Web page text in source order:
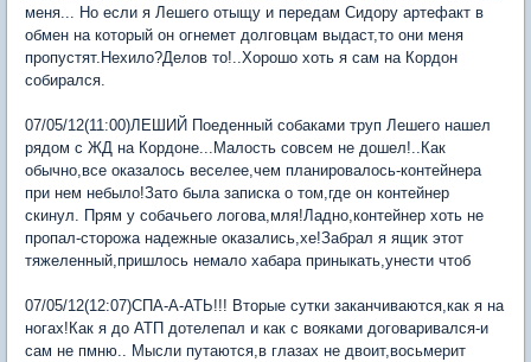
меня... Но если я Лешего отыщу и передам Сидору артефакт в
обмен на который он огнемет долговцам выдаст,то они меня
пропустят.Нехило?Делов то!..Хорошо хоть я сам на Кордон
собирался.
07/05/12(11:00)ЛЕШИЙ Поеденный собаками труп Лешего нашел
рядом с ЖД на Кордоне...Малость совсем не дошел!..Как
обычно,все оказалось веселее,чем планировалось-контейнера
при нем небыло!Зато была записка о том,где он контейнер
скинул. Прям у собачьего логова,мля!Ладно,контейнер хоть не
пропал-сторожа надежные оказались,хе!Забрал я ящик этот
тяжеленный,пришлось немало хабара приныкать,унести чтоб
07/05/12(12:07)СПА-А-АТЬ!!! Вторые сутки заканчиваются,как я на
ногах!Как я до АТП дотелепал и как с вояками договаривался-и
сам не пмню.. Мысли путаются,в глазах не двоит,восьмерит